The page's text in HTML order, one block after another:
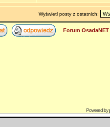
Wyświetl posty z ostatnich:
Forum
Powered by